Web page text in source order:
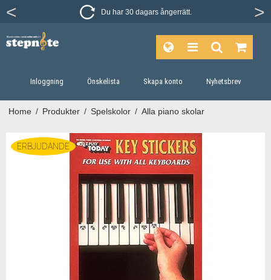
Du har 30 dagars ångerrätt.
Inloggning Önskelista Skapa konto Nyhetsbrev
Home / Produkter / Spelskolor / Alla piano skolar
ERBJUDANDE